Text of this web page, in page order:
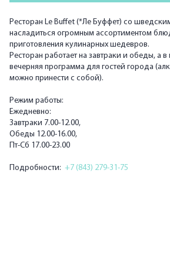
Ресторан Le Buffet (*Ле Буффет) со
насладиться огромным ассортиментом
приготовления кулинарных шедевров.
Ресторан работает на завтраки и обеды, а в
вечерняя программа для гостей города
можно принести с собой).
Режим работы:
Ежедневно:
Завтраки 7.00-12.00,
Обеды 12.00-16.00,
Пт-Сб 17.00-23.00
Подробности: +7 (843) 279-31-75